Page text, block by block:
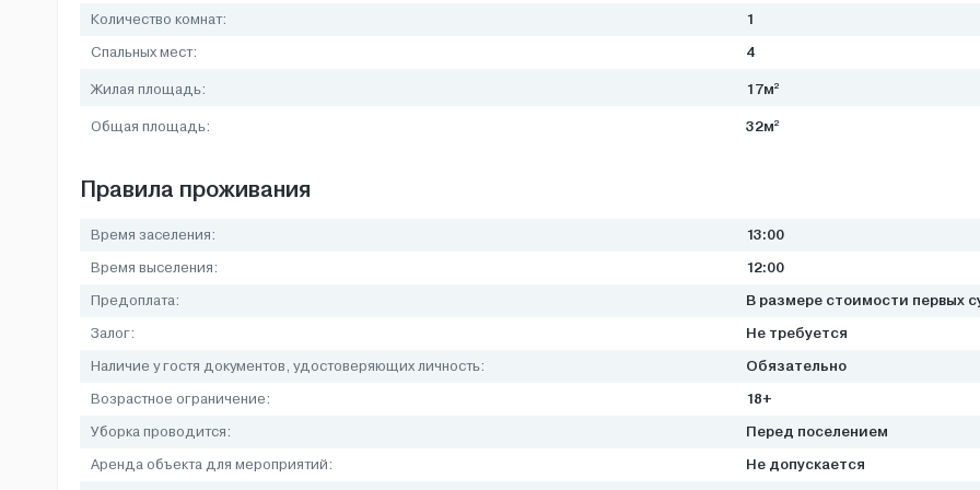
Количество комнат: 1
Спальных мест: 4
Жилая площадь: 17м2
Общая площадь: 32м2
Правила проживания
Время заселения: 13:00
Время выселения: 12:00
Предоплата: В размере стоимости первых
Залог: Не требуется
Наличие у гостя документов, удостоверяющих личность: Обязательно
Возрастное ограничение: 18+
Уборка проводится: Перед поселением
Аренда объекта для мероприятий: Не допускается